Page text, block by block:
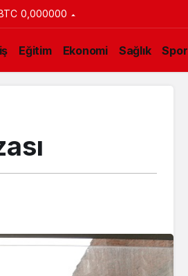
0,000000
Eğitim Ekonomi Sağlık Spor